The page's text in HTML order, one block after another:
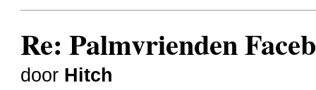
Re: Palmvrienden
door Hitch